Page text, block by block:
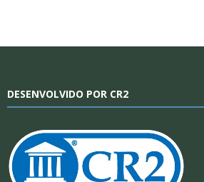
DESENVOLVIDO POR CR2